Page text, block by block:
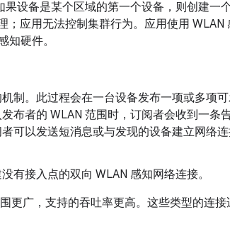
设备是某个区域的第一个设备，则创建一
应用无法控制集群行为。应用使用 WLAN
知硬件。
机制。此过程会在一台设备发布一项或多项
布者的 WLAN 范围时，订阅者会收到一条
可以发送短消息或与发现的设备建立网络
有接入点的双向 WLAN 感知网络连接。
更广，支持的吞吐率更高。这些类型的连接